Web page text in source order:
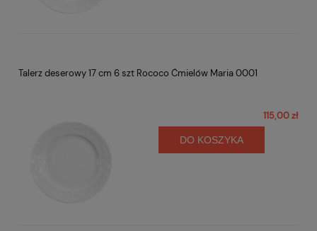
Talerz deserowy 17 cm 6 szt Rococo Ćmielów Maria 0001
115,00 zł
DO KOSZYKA